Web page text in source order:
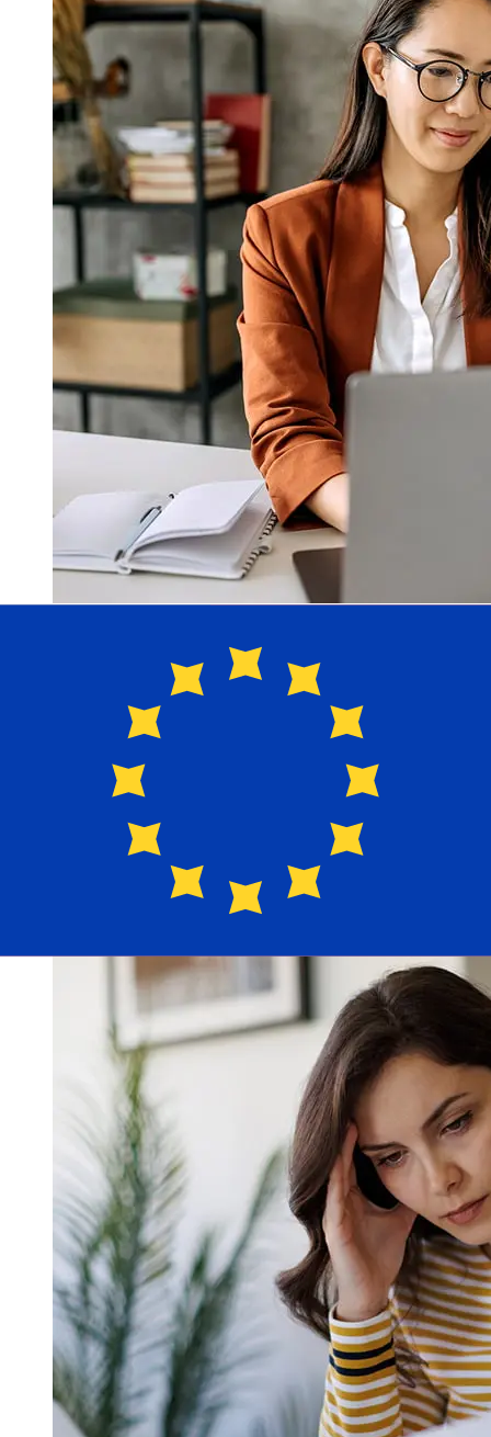
À quelle vitesse un transfert Central
Bank of Ecuador USD EUR ?
Les délais de livraison pour les transferts internationaux
membres de l'Euro varient selon le mode de paiement et
le moment de la transaction. En général, les virements
ouvrables. Des facteurs tels que les jours fériés
bancaires et les contrôles de sécurité peuvent
également influencer la livraison. Vérifiez les délais de
Banco Central del Ecuadorpour éviter les retards.